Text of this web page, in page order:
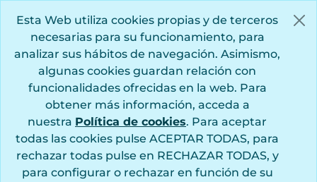
Esta Web utiliza cookies propias y de terceros
necesarias para su funcionamiento, para
analizar sus hábitos de navegación. Asimismo,
algunas cookies guardan relación con
funcionalidades ofrecidas en la web. Para
obtener más información, acceda a
nuestra Política de cookies. Para aceptar
todas las cookies pulse ACEPTAR TODAS, para
rechazar todas pulse en RECHAZAR TODAS, y
para configurar o rechazar en función de su